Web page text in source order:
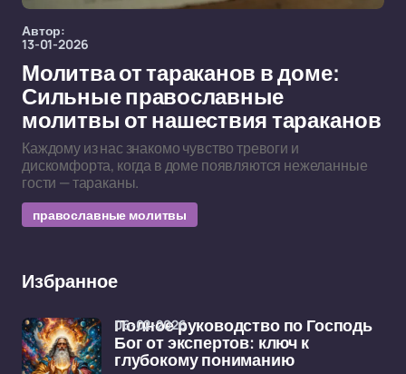
Автор:
13-01-2026
Молитва от тараканов в доме:
Сильные православные
молитвы от нашествия тараканов
Каждому из нас знакомо чувство тревоги и
дискомфорта, когда в доме появляются нежеланные
гости — тараканы.
православные молитвы
Избранное
Полное руководство по Господь
Бог от экспертов: ключ к
глубокому пониманию
06-02-2026